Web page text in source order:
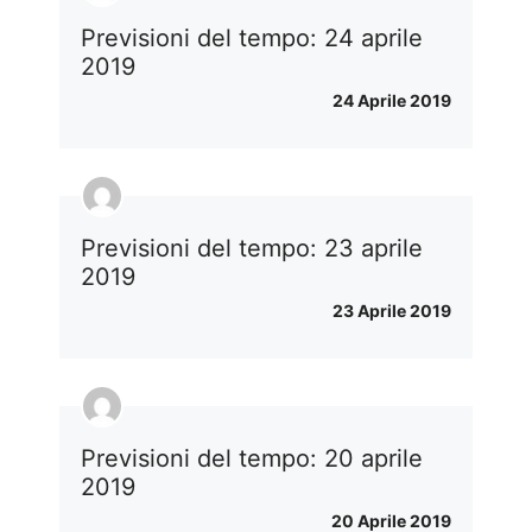
Previsioni del tempo: 24 aprile
2019
24 Aprile 2019
Previsioni del tempo: 23 aprile
2019
23 Aprile 2019
Previsioni del tempo: 20 aprile
2019
20 Aprile 2019